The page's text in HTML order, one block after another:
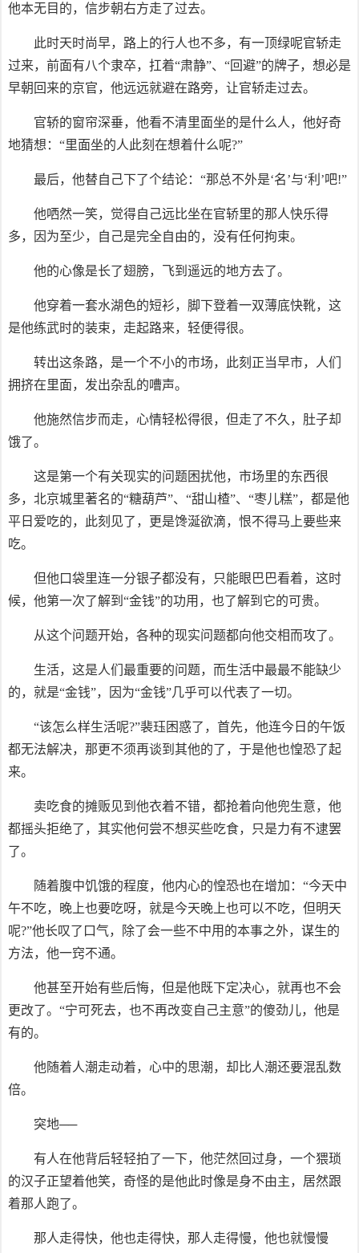
他本无目的，信步朝右方走了过去。
此时天时尚早，路上的行人也不多，有一顶绿呢官轿走
过来，前面有八个隶卒，扛着“肃静”、“回避”的牌子，想必是
早朝回来的京官，他远远就避在路旁，让官轿走过去。
官轿的窗帘深垂，他看不清里面坐的是什么人，他好奇
地猜想：“里面坐的人此刻在想着什么呢?”
最后，他替自己下了个结论：“那总不外是‘名’与‘利’吧!”
他哂然一笑，觉得自己远比坐在官轿里的那人快乐得
多，因为至少，自己是完全自由的，没有任何拘束。
他的心像是长了翅膀，飞到遥远的地方去了。
他穿着一套水湖色的短衫，脚下登着一双薄底快靴，这
是他练武时的装束，走起路来，轻便得很。
转出这条路，是一个不小的市场，此刻正当早市，人们
拥挤在里面，发出杂乱的嘈声。
他施然信步而走，心情轻松得很，但走了不久，肚子却
饿了。
这是第一个有关现实的问题困扰他，市场里的东西很
多，北京城里著名的“糖葫芦”、“甜山楂”、“枣儿糕”，都是他
平日爱吃的，此刻见了，更是馋涎欲滴，恨不得马上要些来
吃。
但他口袋里连一分银子都没有，只能眼巴巴看着，这时
候，他第一次了解到“金钱”的功用，也了解到它的可贵。
从这个问题开始，各种的现实问题都向他交相而攻了。
生活，这是人们最重要的问题，而生活中最最不能缺少
的，就是“金钱”，因为“金钱”几乎可以代表了一切。
“该怎么样生活呢?”裴珏困惑了，首先，他连今日的午饭
都无法解决，那更不须再谈到其他的了，于是他也惶恐了起
来。
卖吃食的摊贩见到他衣着不错，都抢着向他兜生意，他
都摇头拒绝了，其实他何尝不想买些吃食，只是力有不逮罢
了。
随着腹中饥饿的程度，他内心的惶恐也在增加：“今天中
午不吃，晚上也要吃呀，就是今天晚上也可以不吃，但明天
呢?”他长叹了口气，除了会一些不中用的本事之外，谋生的
方法，他一窍不通。
他甚至开始有些后悔，但是他既下定决心，就再也不会
更改了。“宁可死去，也不再改变自己主意”的傻劲儿，他是
有的。
他随着人潮走动着，心中的思潮，却比人潮还要混乱数
倍。
突地──
有人在他背后轻轻拍了一下，他茫然回过身，一个猥琐
的汉子正望着他笑，奇怪的是他此时像是身不由主，居然跟
着那人跑了。
那人走得快，他也走得快，那人走得慢，他也就慢慢